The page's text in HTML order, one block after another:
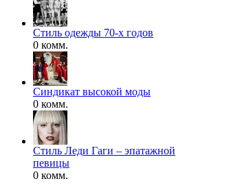
Стиль одежды 70-х годов
0 комм.
Синдикат высокой моды
0 комм.
Стиль Леди Гаги – эпатажной
певицы
0 комм.